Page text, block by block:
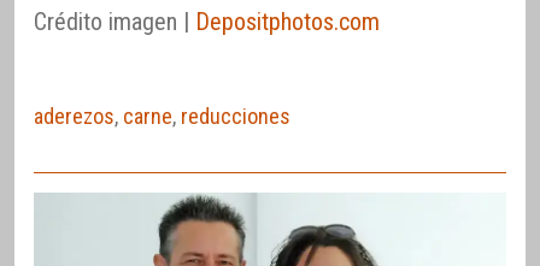
Crédito imagen | Depositphotos.com
aderezos, carne, reducciones